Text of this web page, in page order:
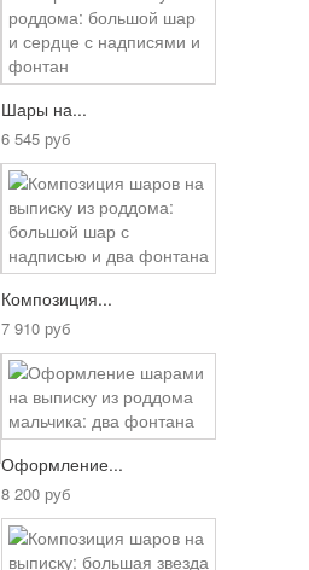
Шары на...
6 545 руб
Композиция...
7 910 руб
Оформление...
8 200 руб